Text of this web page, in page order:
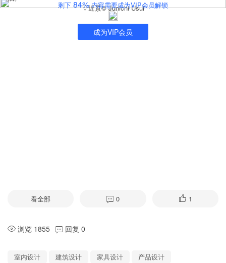
▽近景© Junichi Usui
剩下 84%内容需要成为VIP会员解锁
成为VIP会员
看全部 0 1
浏览 1855 回复 0
室内设计 建筑设计 家具设计 产品设计